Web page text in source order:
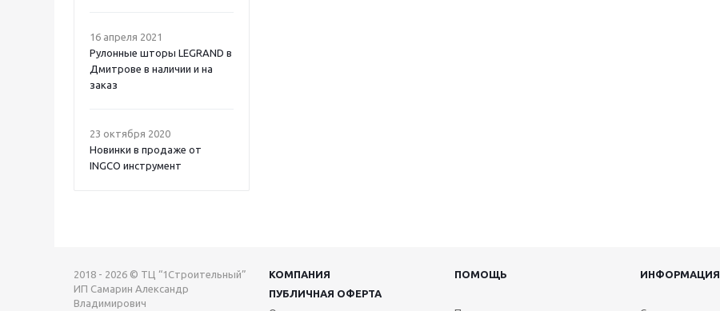
16 апреля 2021
Рулонные шторы LEGRAND в
Дмитрове в наличии и на
заказ
23 октября 2020
Новинки в продаже от
INGCO инструмент
2018 - 2026 © ТЦ “1Строительный”
ИП Самарин Александр
Владимирович
КОМПАНИЯ ПОМОЩЬ
ИНФОРМАЦИЯ
ПУБЛИЧНАЯ ОФЕРТА